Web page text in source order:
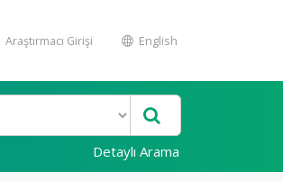
Araştırmacı Girişi English
Detaylı Arama